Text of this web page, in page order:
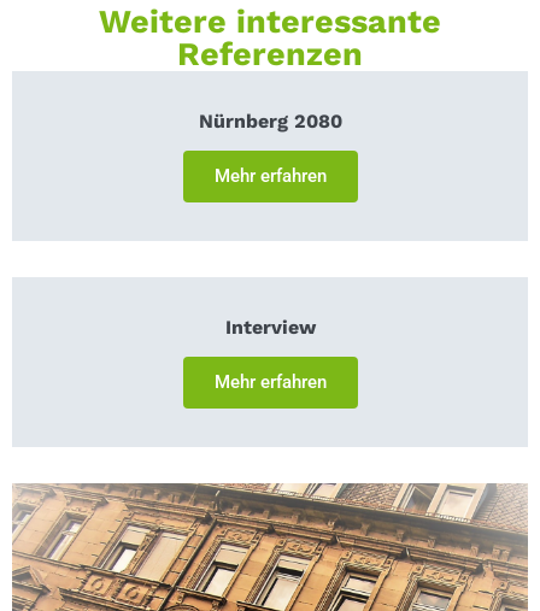
Weitere interessante
Referenzen
Nürnberg 2080
Mehr erfahren
Interview
Mehr erfahren